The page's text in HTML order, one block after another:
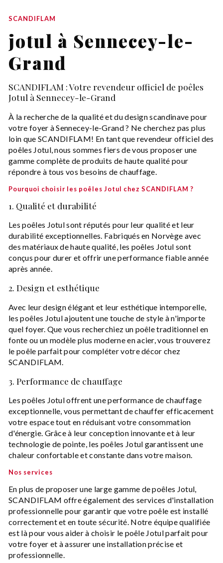
SCANDIFLAM
jotul à Sennecey-le-
Grand
SCANDIFLAM : Votre revendeur officiel de poêles
Jotul à Sennecey-le-Grand
À la recherche de la qualité et du design scandinave pour
votre foyer à Sennecey-le-Grand ? Ne cherchez pas plus
loin que SCANDIFLAM! En tant que revendeur officiel des
poêles Jotul, nous sommes fiers de vous proposer une
gamme complète de produits de haute qualité pour
répondre à tous vos besoins de chauffage.
Pourquoi choisir les poêles Jotul chez SCANDIFLAM ?
1. Qualité et durabilité
Les poêles Jotul sont réputés pour leur qualité et leur
durabilité exceptionnelles. Fabriqués en Norvège avec
des matériaux de haute qualité, les poêles Jotul sont
conçus pour durer et offrir une performance fiable année
après année.
2. Design et esthétique
Avec leur design élégant et leur esthétique intemporelle,
les poêles Jotul ajoutent une touche de style à n'importe
quel foyer. Que vous recherchiez un poêle traditionnel en
fonte ou un modèle plus moderne en acier, vous trouverez
le poêle parfait pour compléter votre décor chez
SCANDIFLAM.
3. Performance de chauffage
Les poêles Jotul offrent une performance de chauffage
exceptionnelle, vous permettant de chauffer efficacement
votre espace tout en réduisant votre consommation
d'énergie. Grâce à leur conception innovante et à leur
technologie de pointe, les poêles Jotul garantissent une
chaleur confortable et constante dans votre maison.
Nos services
En plus de proposer une large gamme de poêles Jotul,
SCANDIFLAM offre également des services d'installation
professionnelle pour garantir que votre poêle est installé
correctement et en toute sécurité. Notre équipe qualifiée
est là pour vous aider à choisir le poêle Jotul parfait pour
votre foyer et à assurer une installation précise et
professionnelle.